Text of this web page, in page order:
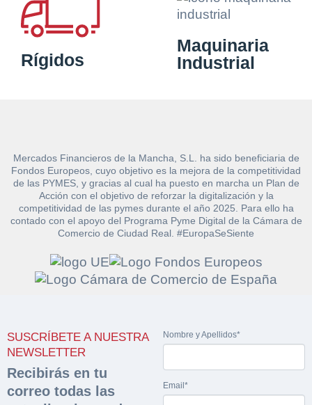
Rígidos
Maquinaria
Industrial
Mercados Financieros de la Mancha, S.L. ha sido beneficiaria de
Fondos Europeos, cuyo objetivo es la mejora de la competitividad
de las PYMES, y gracias al cual ha puesto en marcha un Plan de
Acción con el objetivo de reforzar la digitalización y la
competitividad de las pymes durante el año 2025. Para ello ha
contado con el apoyo del Programa Pyme Digital de la Cámara de
Comercio de Ciudad Real. #EuropaSeSiente
SUSCRÍBETE A NUESTRA
NEWSLETTER
Recibirás en tu
correo todas las
Nombre y Apellidos*
Email*
documentación
sobre la peritación
Rellene este formulario y recibirá en su email el
Hacer Oferta
Razón social*